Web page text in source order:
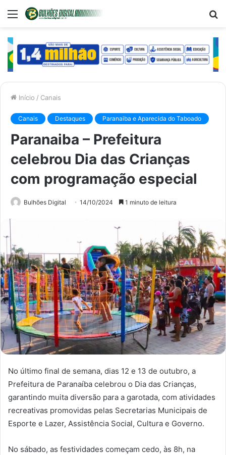
Menu
Início / Canais
Canais Destaques Paranaiba e Aparecida do Taboado
Paranaiba – Prefeitura
celebrou Dia das Crianças
com programação especial
Bulhões Digital 14/10/2024 1 minuto de leitura
No último final de semana, dias 12 e 13 de outubro, a
Prefeitura de Paranaíba celebrou o Dia das Crianças,
garantindo muita diversão para a garotada, com atividades
recreativas promovidas pelas Secretarias Municipais de
Esporte e Lazer, Assistência Social, Cultura e Governo.
No sábado, as festividades começam cedo, às 8h, na